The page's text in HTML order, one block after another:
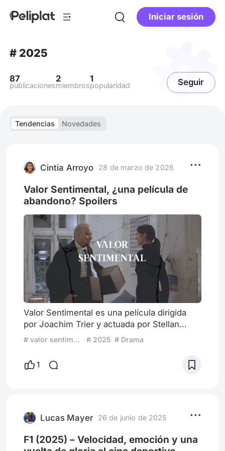
Iniciar sesión
# 2025
87
publicaciones
2
miembros
1
popularidad Seguir
Tendencias Novedades
Cintia Arroyo 28 de marzo de 2026
Valor Sentimental, ¿una película de
abandono? Spoilers
Valor Sentimental es una película dirigida
por Joachim Trier y actuada por Stellan
Skarsgárd, Renate Reinsve, Inga Ibsdotter
protagonistas principales. El guión fue
escrito por Eskil Vogt y Joachim Trier. Debo
atención pero algo en mi no
# valor sentimental # 2025 # Drama
1
Lucas Mayer 26 de junio de 2025
F1 (2025) – Velocidad, emoción y una